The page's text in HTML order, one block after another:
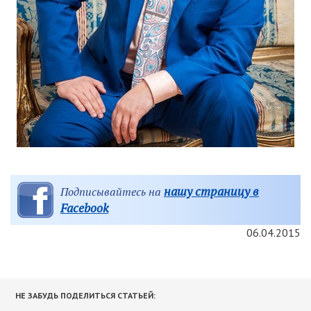
Подписывайтесь на нашу страницу в
Facebook
06.04.2015
НЕ ЗАБУДЬ ПОДЕЛИТЬСЯ СТАТЬЕЙ: